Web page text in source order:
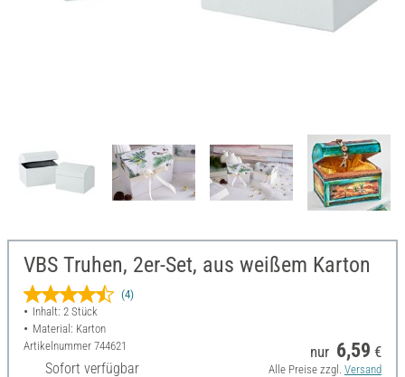
VBS Truhen, 2er-Set, aus weißem Karton
(4)
Inhalt: 2 Stück
Material: Karton
Artikelnummer 744621
Sofort verfügbar
nur 6,59 €
Alle Preise zzgl. Versand